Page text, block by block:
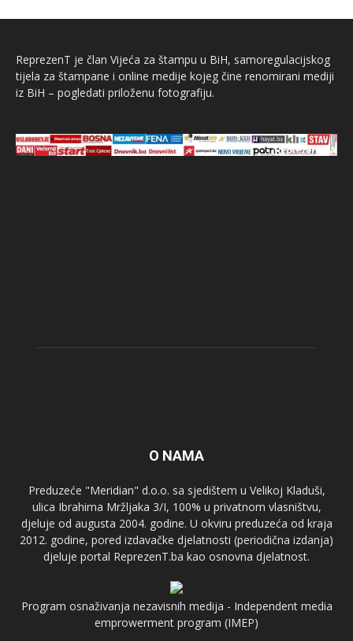
ReprezenT je član Vijeća za štampu u BiH, samoregulacijskog
tijela za štampane i online medije kojeg čine renomirani mediji
iz BiH – pogledati priloženu fotografiju.
O NAMA
Preduzeće "Meridian" d.o.o. sa sjedištem u Velikoj Kladuši,
ulica Ibrahima Mržljaka 3/I, 100% u privatnom vlasništvu,
djeluje od augusta 2004. godine. U okviru preduzeća od kraja
2012. godine, pored izdavačke djelatnosti (periodična izdanja)
djeluje portal ReprezenT.ba kao osnovna djelatnost.
Program osnaživanja nezavisnih medija - Independent media
emprowerment program (IMEP)